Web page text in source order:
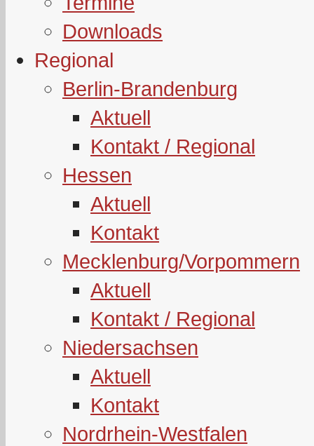
Downloads
Regional
Berlin-Brandenburg
Aktuell
Kontakt / Regional
Hessen
Aktuell
Kontakt
Mecklenburg/Vorpommern
Aktuell
Kontakt / Regional
Niedersachsen
Aktuell
Kontakt
Nordrhein-Westfalen